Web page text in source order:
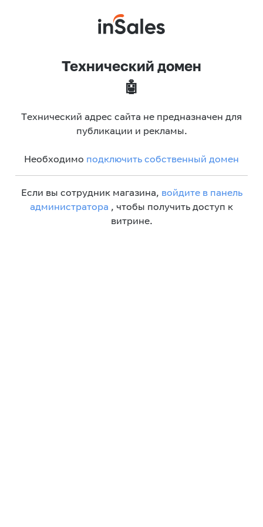
Технический домен
🤖
Технический адрес сайта не предназначен для
публикации и рекламы.
Необходимо подключить собственный домен
Если вы сотрудник магазина, войдите в панель
администратора , чтобы получить доступ к
витрине.